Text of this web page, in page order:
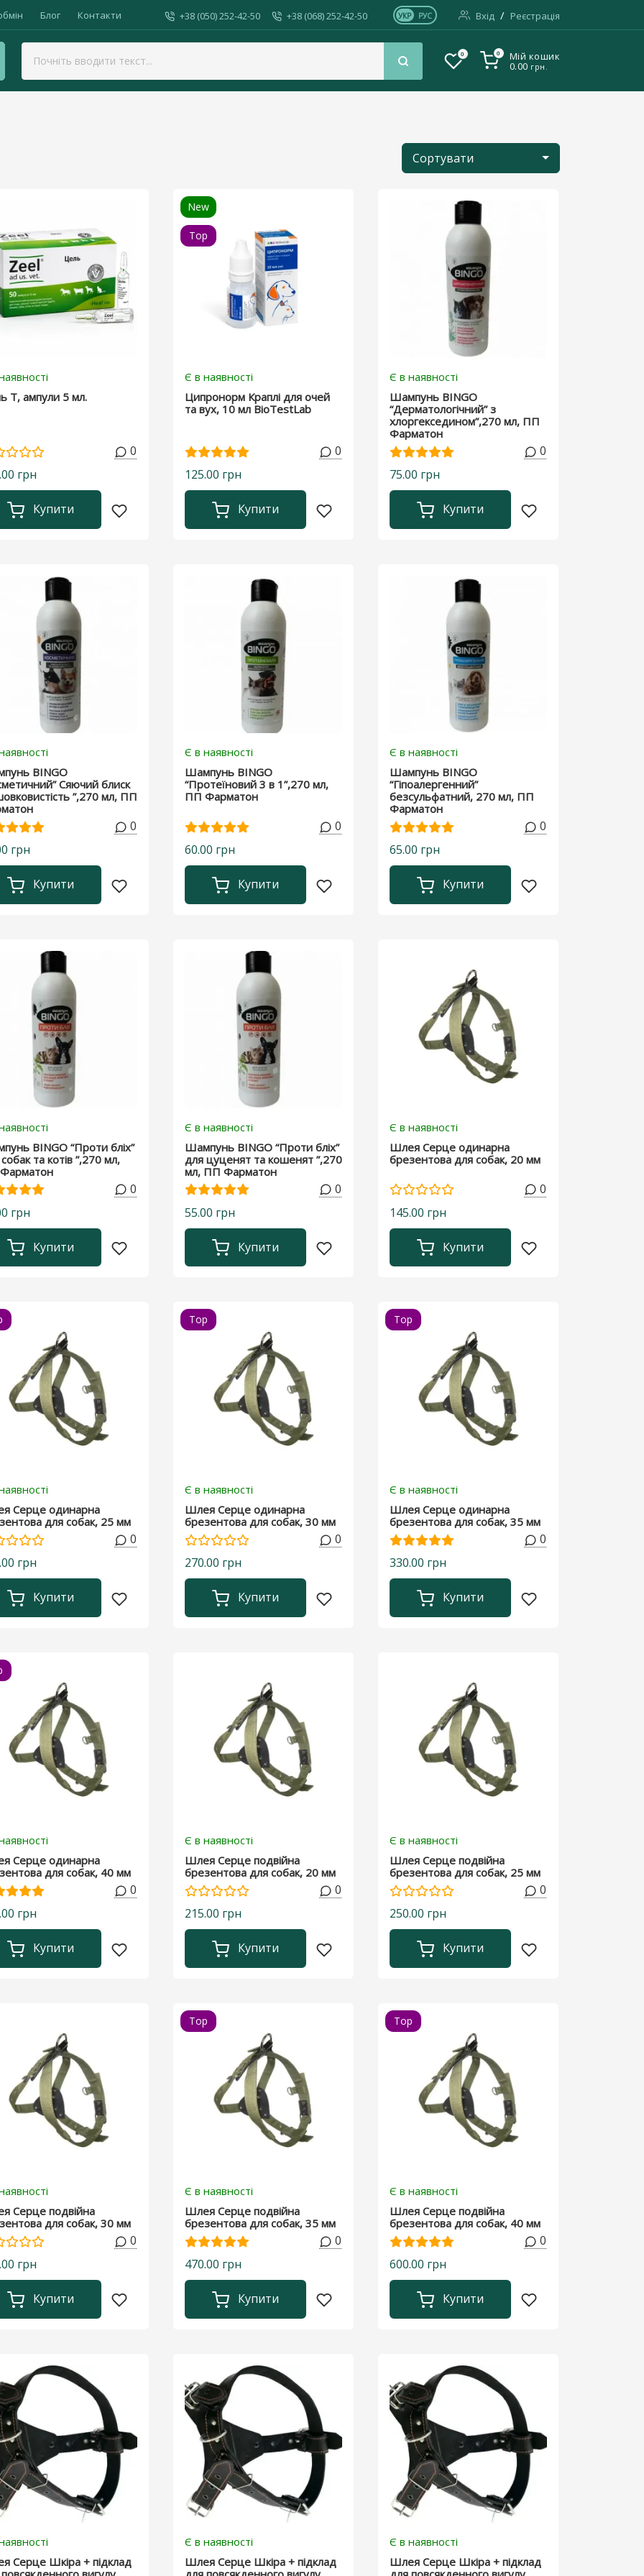
Блог Контакти +38 (050) 252-42-50 +38 (068) 252-42-50 УКР РУС Вхід / Реєстрація
0 0 Мій кошик
0.00 грн.
Сортувати
Т, ампули 5 мл.
0
грн
Купити
New
Top
Є в наявності
Ципронорм Краплі для очей
та вух, 10 мл BioTestLab
0
125.00 грн
Купити
Є в наявності
Шампунь BINGO
“Дерматологічний” з
хлоргекседином”,270 мл, ПП
Фарматон
0
75.00 грн
Купити
BINGO
Сяючий блиск
”,270 мл, ПП
0
грн
Купити
Є в наявності
Шампунь BINGO
“Протеїновий 3 в 1”,270 мл,
ПП Фарматон
0
60.00 грн
Купити
Є в наявності
Шампунь BINGO
“Гіпоалергенний”
безсульфатний, 270 мл, ПП
Фарматон
0
65.00 грн
Купити
BINGO “Проти бліх”
та котів ”,270 мл,
0
грн
Купити
Є в наявності
Шампунь BINGO “Проти бліх”
для цуценят та кошенят ”,270
мл, ПП Фарматон
0
55.00 грн
Купити
Є в наявності
Шлея Серце одинарна
брезентова для собак, 20 мм
0
145.00 грн
Купити
Серце одинарна
для собак, 25 мм
0
грн
Купити
Top
Є в наявності
Шлея Серце одинарна
брезентова для собак, 30 мм
0
270.00 грн
Купити
Top
Є в наявності
Шлея Серце одинарна
брезентова для собак, 35 мм
0
330.00 грн
Купити
Серце одинарна
для собак, 40 мм
0
грн
Купити
Є в наявності
Шлея Серце подвійна
брезентова для собак, 20 мм
0
215.00 грн
Купити
Є в наявності
Шлея Серце подвійна
брезентова для собак, 25 мм
0
250.00 грн
Купити
Серце подвійна
для собак, 30 мм
0
грн
Купити
Top
Є в наявності
Шлея Серце подвійна
брезентова для собак, 35 мм
0
470.00 грн
Купити
Top
Є в наявності
Шлея Серце подвійна
брезентова для собак, 40 мм
0
600.00 грн
Купити
Серце Шкіра + підклад
Є в наявності
Шлея Серце Шкіра + підклад
Є в наявності
Шлея Серце Шкіра + підклад